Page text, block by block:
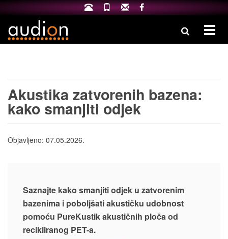
Akustika zatvorenih bazena:
kako smanjiti odjek
Objavljeno: 07.05.2026.
Saznajte kako smanjiti odjek u zatvorenim
bazenima i poboljšati akustičku udobnost
pomoću PureKustik akustičnih ploča od
recikliranog PET-a.